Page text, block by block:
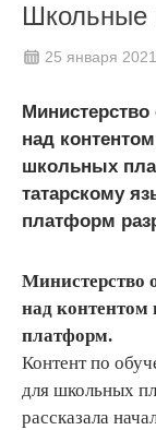
Школьные
25 января 2021
над
школьных
татарскому
платформ
Министерство
над
платформ.
Контент по
для школьных
рассказала